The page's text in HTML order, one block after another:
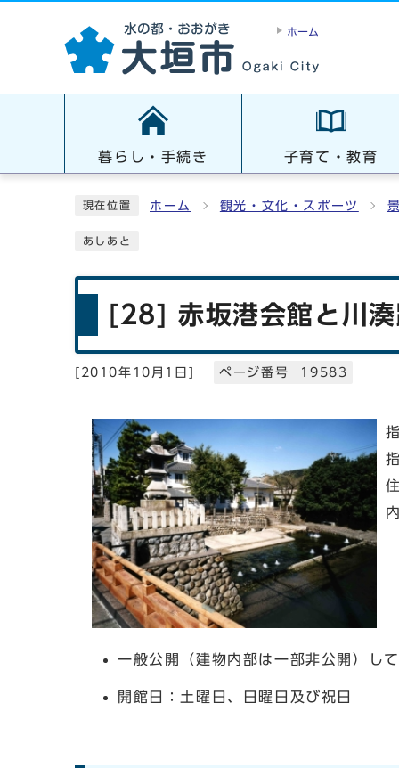
ホーム
暮らし・手続き 子育て・教育
現在位置 ホーム 観光・文化・スポーツ
あしあと
[28] 赤坂港会館と川
2010年10月1日 ページ番号 19583
一般公開（建物内部は一部非公開）し
開館日：土曜日、日曜日及び祝日